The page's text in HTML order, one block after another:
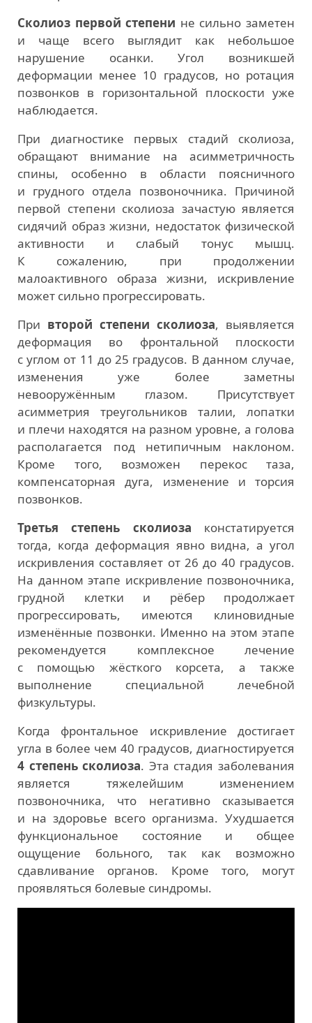
Сколиоз первой степени не сильно заметен
и чаще всего выглядит как небольшое
нарушение осанки. Угол возникшей
деформации менее 10 градусов, но ротация
позвонков в горизонтальной плоскости уже
наблюдается.
При диагностике первых стадий сколиоза,
обращают внимание на асимметричность
спины, особенно в области поясничного
и грудного отдела позвоночника. Причиной
первой степени сколиоза зачастую является
сидячий образ жизни, недостаток физической
активности и слабый тонус мышц.
К сожалению, при продолжении
малоактивного образа жизни, искривление
может сильно прогрессировать.
При второй степени сколиоза, выявляется
деформация во фронтальной плоскости
с углом от 11 до 25 градусов. В данном случае,
изменения уже более заметны
невооружённым глазом. Присутствует
асимметрия треугольников талии, лопатки
и плечи находятся на разном уровне, а голова
располагается под нетипичным наклоном.
Кроме того, возможен перекос таза,
компенсаторная дуга, изменение и торсия
позвонков.
Третья степень сколиоза констатируется
тогда, когда деформация явно видна, а угол
искривления составляет от 26 до 40 градусов.
На данном этапе искривление позвоночника,
грудной клетки и рёбер продолжает
прогрессировать, имеются клиновидные
изменённые позвонки. Именно на этом этапе
рекомендуется комплексное лечение
с помощью жёсткого корсета, а также
выполнение специальной лечебной
физкультуры.
Когда фронтальное искривление достигает
угла в более чем 40 градусов, диагностируется
4 степень сколиоза. Эта стадия заболевания
является тяжелейшим изменением
позвоночника, что негативно сказывается
и на здоровье всего организма. Ухудшается
функциональное состояние и общее
ощущение больного, так как возможно
сдавливание органов. Кроме того, могут
проявляться болевые синдромы.